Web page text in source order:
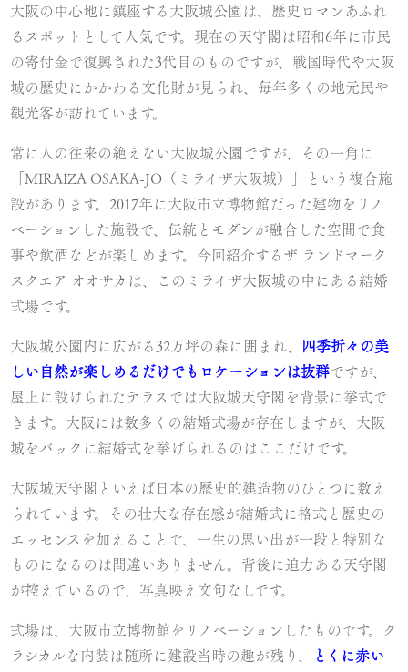
大阪の中心地に鎮座する大阪城公園は、歴史ロマンあふれ
るスポットとして人気です。現在の天守閣は昭和6年に市民
の寄付金で復興された3代目のものですが、戦国時代や大阪
城の歴史にかかわる文化財が見られ、毎年多くの地元民や
観光客が訪れています。
常に人の往来の絶えない大阪城公園ですが、その一角に
「MIRAIZA OSAKA-JO（ミライザ大阪城）」という複合施
設があります。2017年に大阪市立博物館だった建物をリノ
ベーションした施設で、伝統とモダンが融合した空間で食
事や飲酒などが楽しめます。今回紹介するザ ランドマーク
スクエア オオサカは、このミライザ大阪城の中にある結婚
式場です。
大阪城公園内に広がる32万坪の森に囲まれ、
四季折々の美
しい自然が楽しめるだけでもロケーションは抜群ですが、
屋上に設けられたテラスでは大阪城天守閣を背景に挙式で
きます。大阪には数多くの結婚式場が存在しますが、大阪
城をバックに結婚式を挙げられるのはここだけです。
大阪城天守閣といえば日本の歴史的建造物のひとつに数え
られています。その壮大な存在感が結婚式に格式と歴史の
エッセンスを加えることで、一生の思い出が一段と特別な
ものになるのは間違いありません。背後に迫力ある天守閣
が控えているので、写真映え文句なしです。
式場は、大阪市立博物館をリノベーションしたものです。ク
ラシカルな内装は随所に建設当時の趣が残り、
とくに赤い